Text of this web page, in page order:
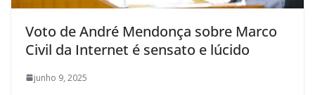
Voto de André Mendonça sobre Marco
Civil da Internet é sensato e lúcido
junho 9, 2025